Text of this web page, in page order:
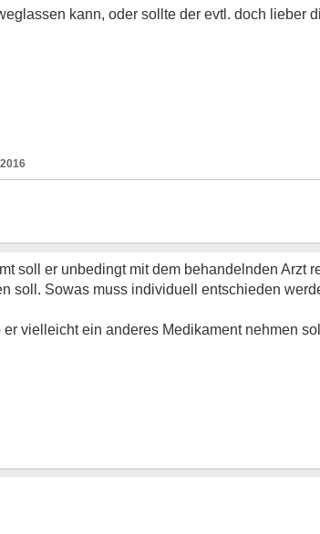
kann, oder sollte der evtl. doch lieber
soll er unbedingt mit dem behandelnden Arzt
soll. Sowas muss individuell entschieden
vielleicht ein anderes Medikament nehmen